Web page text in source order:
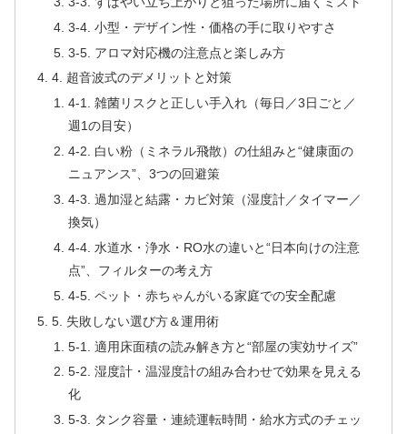
3-4. 小型・デザイン性・価格の手に取りやすさ
3-5. アロマ対応機の注意点と楽しみ方
4. 超音波式のデメリットと対策
4-1. 雑菌リスクと正しい手入れ（毎日／3日ごと／
週1の目安）
4-2. 白い粉（ミネラル飛散）の仕組みと“健康面の
ニュアンス”、3つの回避策
4-3. 過加湿と結露・カビ対策（湿度計／タイマー／
換気）
4-4. 水道水・浄水・RO水の違いと“日本向けの注意
点”、フィルターの考え方
4-5. ペット・赤ちゃんがいる家庭での安全配慮
5. 失敗しない選び方＆運用術
5-1. 適用床面積の読み解き方と“部屋の実効サイズ”
5-2. 湿度計・温湿度計の組み合わせで効果を見える
化
5-3. タンク容量・連続運転時間・給水方式のチェッ